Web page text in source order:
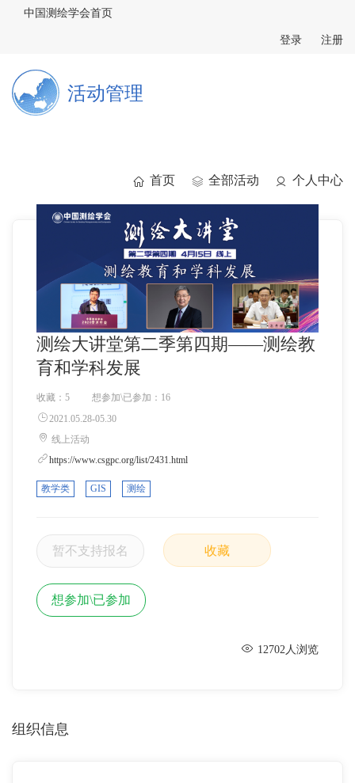
中国测绘学会首页
登录 注册
活动管理
首页 全部活动 个人中心
测绘大讲堂第二季第四期——测绘教
育和学科发展
收藏： 5 想参加\已参加： 16
2021.05.28-05.30
线上活动
https://www.csgpc.org/list/2431.html
教学类 GIS 测绘
暂不支持报名 收藏
想参加\已参加
12702人浏览
组织信息